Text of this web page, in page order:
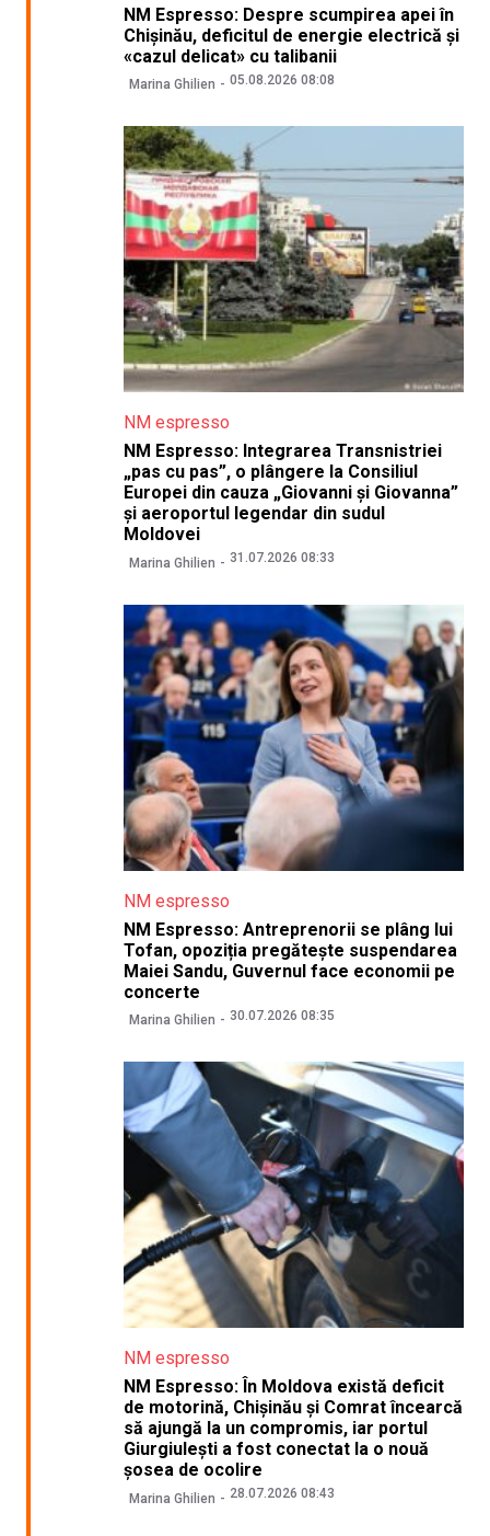
NM Espresso: Despre scumpirea apei în
Chișinău, deficitul de energie electrică și
«cazul delicat» cu talibanii
Marina Ghilien 05.08.2026 08:08
NM espresso
NM Espresso: Integrarea Transnistriei
„pas cu pas”, o plângere la Consiliul
Europei din cauza „Giovanni și Giovanna”
și aeroportul legendar din sudul
Moldovei
Marina Ghilien 31.07.2026 08:33
NM espresso
NM Espresso: Antreprenorii se plâng lui
Tofan, opoziția pregătește suspendarea
Maiei Sandu, Guvernul face economii pe
concerte
Marina Ghilien 30.07.2026 08:35
NM espresso
NM Espresso: În Moldova există deficit
de motorină, Chișinău și Comrat încearcă
să ajungă la un compromis, iar portul
Giurgiulești a fost conectat la o nouă
șosea de ocolire
Marina Ghilien 28.07.2026 08:43